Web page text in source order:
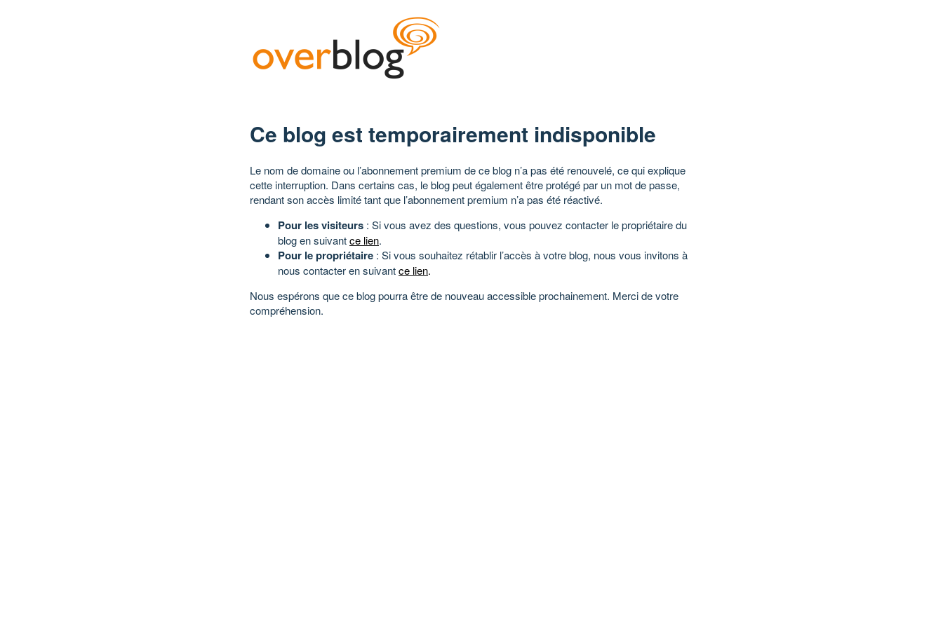
Ce blog est temporairement indisponible
Le nom de domaine ou l’abonnement premium de ce blog n’a pas été renouvelé, ce qui explique
cette interruption. Dans certains cas, le blog peut également être protégé par un mot de passe,
rendant son accès limité tant que l’abonnement premium n’a pas été réactivé.
Pour les visiteurs : Si vous avez des questions, vous pouvez contacter le propriétaire du
blog en suivantce lien.
Pour le propriétaire : Si vous souhaitez rétablir l’accès à votre blog, nous vous invitons à
nous contacter en suivantce lien.
Nous espérons que ce blog pourra être de nouveau accessible prochainement. Merci de votre
compréhension.